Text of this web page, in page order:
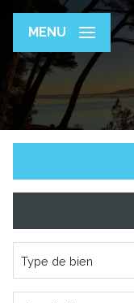
MENU
De l'immo pro
Type de bien